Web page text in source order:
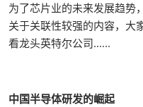
为了芯片业的未来发展趋势
关于关联性较强的内容，大
看龙头英特尔公司......
中国半导体研发的崛起